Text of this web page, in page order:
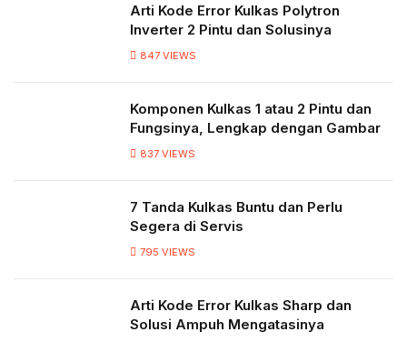
Arti Kode Error Kulkas Polytron
Inverter 2 Pintu dan Solusinya
847 VIEWS
Komponen Kulkas 1 atau 2 Pintu dan
Fungsinya, Lengkap dengan Gambar
837 VIEWS
7 Tanda Kulkas Buntu dan Perlu
Segera di Servis
795 VIEWS
Arti Kode Error Kulkas Sharp dan
Solusi Ampuh Mengatasinya